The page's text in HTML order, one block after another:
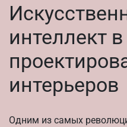
интеллект в
интерьеров
Одним из самых